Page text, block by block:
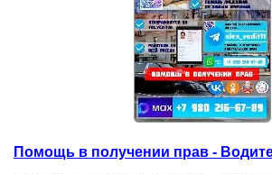
Помощь в получении прав -